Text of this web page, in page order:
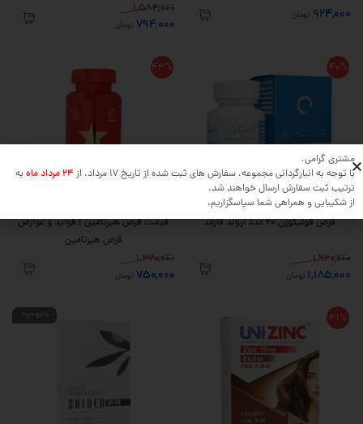
924,000 تومان 1,584,000
794,000 تومان
40%
قرص فولیکوژن 60 عدد اروند فارمد
1,960,000
1,185,000 تومان
43%
قیمت قرص هیرتامین | فواید و عوارض
قرص هیرتامین
1,320,000
750,000 تومان
31% ناموجود
مشتری گرامی،
با توجه به انبارگردانی مجموعه، سفارش های ثبت شده از تاریخ 17 مرداد، از
24 مرداد ماه
به
ترتیب ثبت سفارش ارسال خواهند شد.
از شکیبایی و همراهی شما سپاسگزاریم.